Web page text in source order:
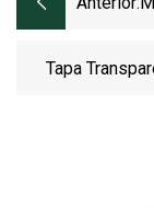
Tapa